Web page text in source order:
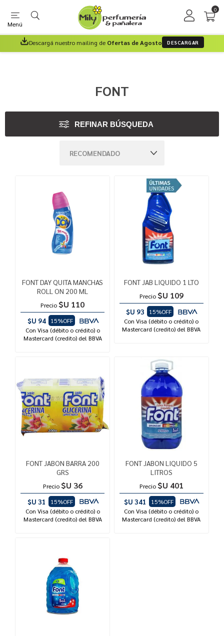
Menú
0
Descargá nuestro mailing de Ofertas de Agosto DESCARGAR
FONT
REFINAR BÚSQUEDA
FONT DAY QUITA MANCHAS
ROLL ON 200 ML
Precio $U 110
$U 94
15%OFF
Con Visa (débito o crédito) o
Mastercard (credito) del BBVA
FONT JAB LIQUIDO 1 LTO
Precio $U 109
$U 93
15%OFF
Con Visa (débito o crédito) o
Mastercard (credito) del BBVA
FONT JABON BARRA 200
GRS
Precio $U 36
$U 31
15%OFF
Con Visa (débito o crédito) o
Mastercard (credito) del BBVA
FONT JABON LIQUIDO 5
LITROS
Precio $U 401
$U 341
15%OFF
Con Visa (débito o crédito) o
Mastercard (credito) del BBVA